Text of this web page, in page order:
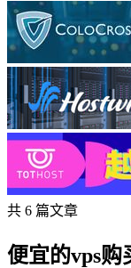
共 6 篇文章
便宜的vps购